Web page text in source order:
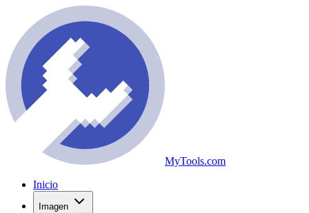
MyTools.com
Inicio
Imagen